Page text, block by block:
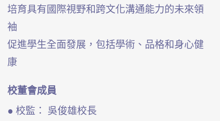
培育具有國際視野和跨文化溝通能力的未來領
袖
促進學生全面發展，包括學術、品格和身心健
康
校董會成員
● 校監： 吳俊雄校長